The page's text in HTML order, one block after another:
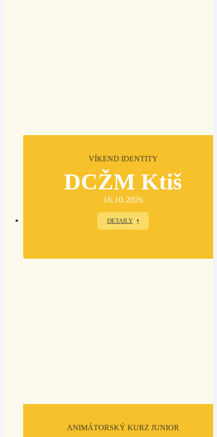
VÍKEND IDENTITY
DCŽM Ktiš
16.10.2026
DETAILY
ANIMÁTORSKÝ KURZ JUNIOR